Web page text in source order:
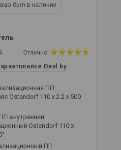
был в наличии
Отлично
Deal.by
ПП
Ostendorf 110 х 2.2 х 500
внутренний
Ostendorf 110 х
ПП